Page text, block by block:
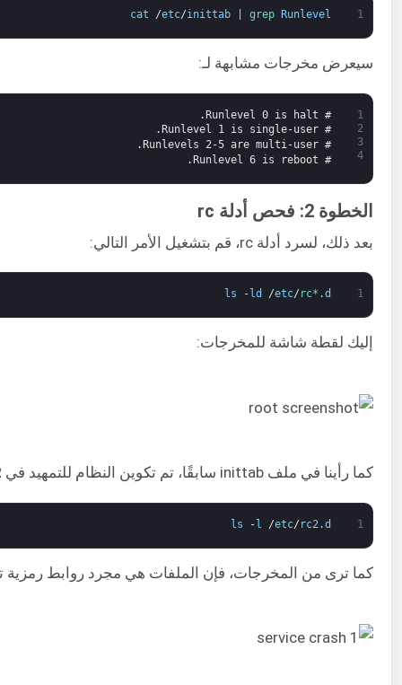
1
cat /etc/inittab grep Runlevel
سيعرض مخرجات مشابهة لـ:
1
2
3
4
# Runlevel 0 is halt.
# Runlevel 1 is single-user.
# Runlevels 2-5 are multi-user.
# Runlevel 6 is reboot.
الخطوة 2: فحص أدلة rc
بعد ذلك، لسرد أدلة rc، قم بتشغيل الأمر التالي:
1
ls - ld /etc/ rc* .d
إليك لقطة شاشة للمخرجات:
كما رأينا في ملف inittab سابقًا، تم تكوين النظام للتمهيد في
1
ls -l /etc/ rc2 .d
كما ترى من المخرجات، فإن الملفات هي مجرد روابط رمزية